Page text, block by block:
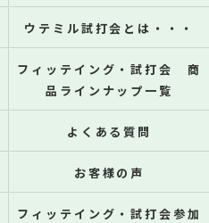
ウテミル試打会とは・・・
フィッテイング・試打会 商
品ラインナップ一覧
よくある質問
お客様の声
フィッテイング・試打会参加